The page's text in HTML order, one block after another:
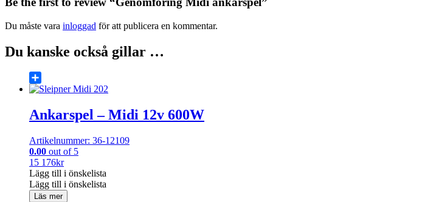
Du måste vara inloggad för att publicera en kommentar.
Du kanske också gillar …
Share
Ankarspel – Midi 12v 600W
Artikelnummer: 36-12109
0.00 out of 5
15 176kr
Lägg till i önskelista
Lägg till i önskelista
Läs mer